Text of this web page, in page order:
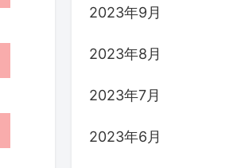
2023年9月
2023年8月
2023年7月
2023年6月